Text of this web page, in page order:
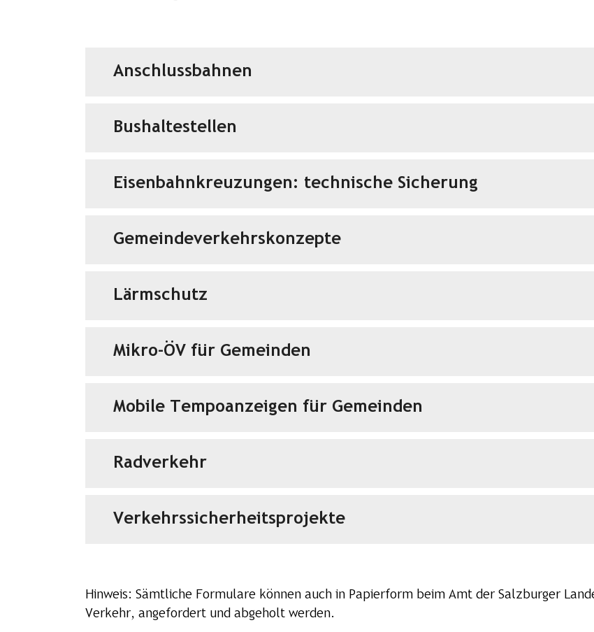
Anschlussbahnen
Bushaltestellen
Eisenbahnkreuzungen: technische Sicherung
Gemeindeverkehrskonzepte
Lärmschutz
Mikro-ÖV für Gemeinden
Mobile Tempoanzeigen für Gemeinden
Radverkehr
Verkehrssicherheitsprojekte
Hinweis: Sämtliche Formulare können auch in Papierform beim Amt der Salzburger
Verkehr, angefordert und abgeholt werden.